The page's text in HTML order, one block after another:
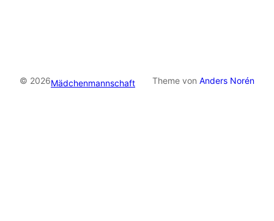
© 2026Mädchenmannschaft Theme von Anders Norén